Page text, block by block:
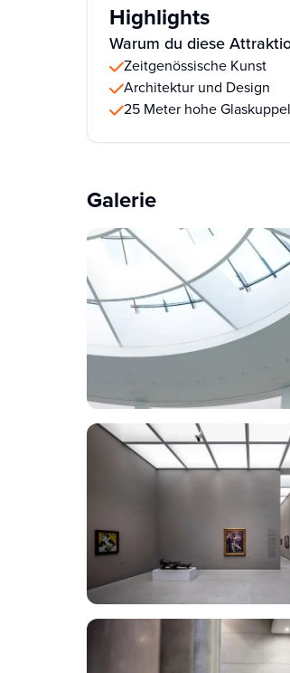
Highlights
Warum du diese
Zeitgenössische Kunst
Architektur und Design
25 Meter hohe Glaskuppel
Galerie